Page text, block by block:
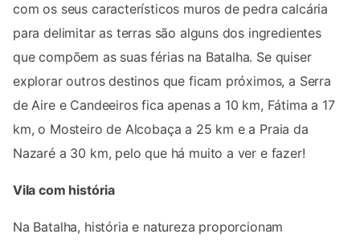
com os seus característicos muros de pedra calcária
para delimitar as terras são alguns dos ingredientes
que compõem as suas férias na Batalha. Se quiser
explorar outros destinos que ficam próximos, a Serra
de Aire e Candeeiros fica apenas a 10 km, Fátima a 17
km, o Mosteiro de Alcobaça a 25 km e a Praia da
Nazaré a 30 km, pelo que há muito a ver e fazer!
Vila com história
Na Batalha, história e natureza proporcionam